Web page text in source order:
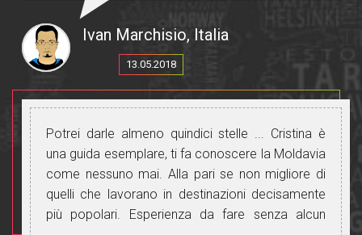
permetterà di comunicare con tutte le persone
che incontri.
Grazie, Cristina, per aver reso questo viaggio
bellissimo e indimenticabile.
Ivan Marchisio, Italia
13.05.2018
Potrei darle almeno quindici stelle ... Cristina è
una guida esemplare, ti fa conoscere la Moldavia
come nessuno mai. Alla pari se non migliore di
quelli che lavorano in destinazioni decisamente
più popolari. Esperienza da fare senza alcun